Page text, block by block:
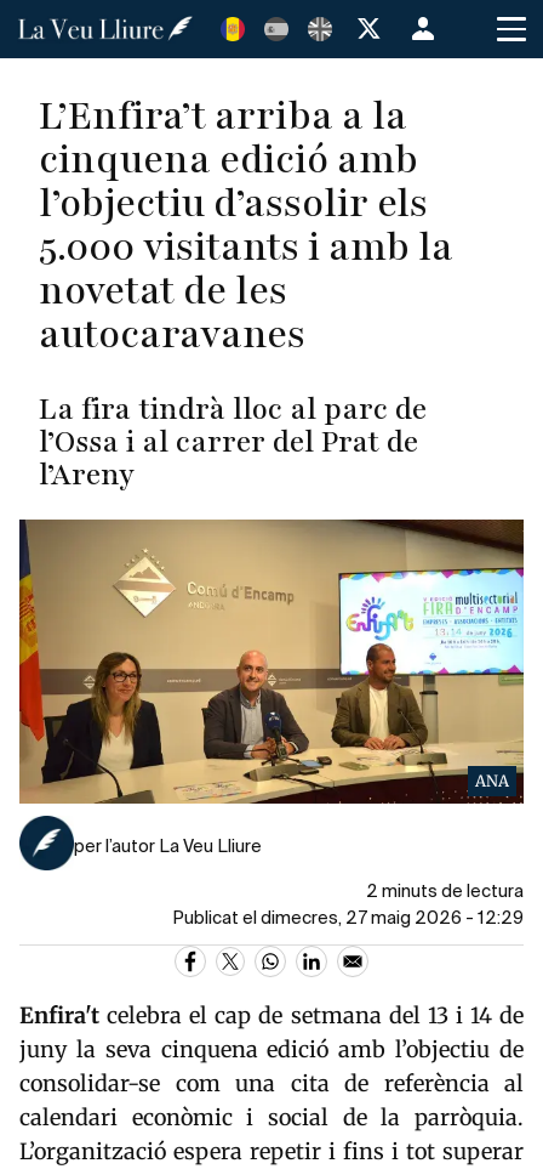
Vés
Menú
de
usuario
L’Enfira’t arriba a la
cinquena edició amb
l’objectiu d’assolir els
5.000 visitants i amb la
novetat de les
autocaravanes
La fira tindrà lloc al parc de
l’Ossa i al carrer del Prat de
l’Areny
ANA
per l’autor La Veu Lliure
2 minuts de lectura
Publicat el dimecres, 27 maig 2026 - 12:29
Enfira't celebra el cap de setmana del 13 i 14 de
juny la seva cinquena edició amb l’objectiu de
consolidar-se com una cita de referència al
calendari econòmic i social de la parròquia.
L’organització espera repetir i fins i tot superar